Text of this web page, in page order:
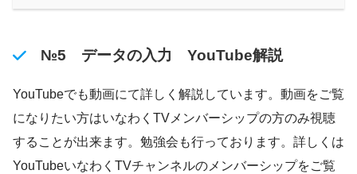
№5 データの入力 YouTube解説
YouTubeでも動画にて詳しく解説しています。動画をご覧
になりたい方はいなわくTVメンバーシップの方のみ視聴
することが出来ます。勉強会も行っております。詳しくは
YouTubeいなわくTVチャンネルのメンバーシップをご覧